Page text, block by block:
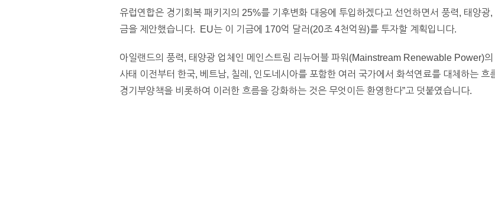
유럽연합은 경기회복 패키지의 25%를 기후변화 대응에 투입하겠다고 선언하면서 풍력, 태양광
금을 제안했습니다. EU는 이 기금에 170억 달러(20조 4천억원)를 투자할 계획입니다.
아일랜드의 풍력, 태양광 업체인 메인스트림 리뉴어블 파워(Mainstream Renewable Power)
사태 이전부터 한국, 베트남, 칠레, 인도네시아를 포함한 여러 국가에서 화석연료를 대체하는 흐
경기부양책을 비롯하여 이러한 흐름을 강화하는 것은 무엇이든 환영한다”고 덧붙였습니다.